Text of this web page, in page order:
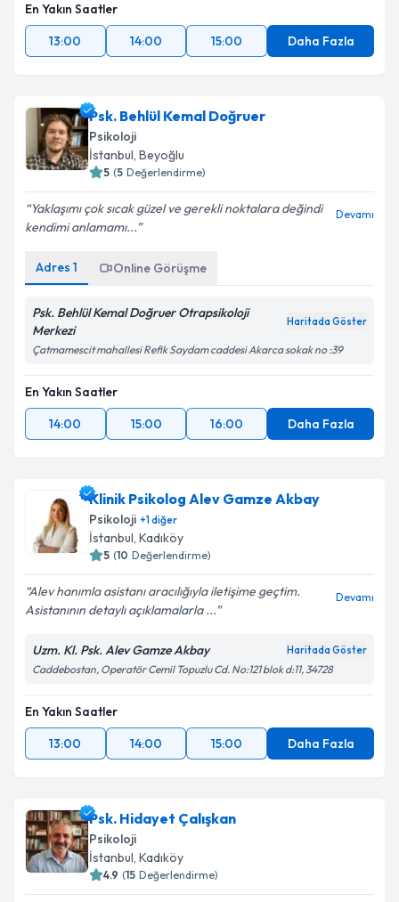
En Yakın Saatler
13:00
14:00 15:00 Daha Fazla
Psk. Behlül Kemal Doğruer
Psikoloji
İstanbul, Beyoğlu
5 (5 Değerlendirme)
Yaklaşımı çok sıcak güzel ve gerekli noktalara değindi
kendimi anlamamı...
Devamı
Adres 1 Online Görüşme
Psk. Behlül Kemal Doğruer Otrapsikoloji
Merkezi
Haritada Göster
Çatmamescit mahallesi Refik Saydam caddesi Akarca sokak no :39
En Yakın Saatler
14:00
15:00 16:00 Daha Fazla
Klinik Psikolog Alev Gamze Akbay
Psikoloji +1diğer
İstanbul, Kadıköy
5 (10 Değerlendirme)
Alev hanımla asistanı aracılığıyla iletişime geçtim.
Asistanının detaylı açıklamalarla ...
Devamı
Uzm. Kl. Psk. Alev Gamze Akbay Haritada Göster
Caddebostan, Operatör Cemil Topuzlu Cd. No:121 blok d:11, 34728
En Yakın Saatler
13:00
14:00 15:00 Daha Fazla
Psk. Hidayet Çalışkan
Psikoloji
İstanbul, Kadıköy
4.9 (15 Değerlendirme)